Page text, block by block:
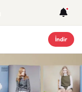
İndir